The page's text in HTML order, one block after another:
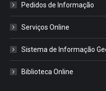
Pedidos de Informação
Serviços Online
Sistema de Informação
Biblioteca Online